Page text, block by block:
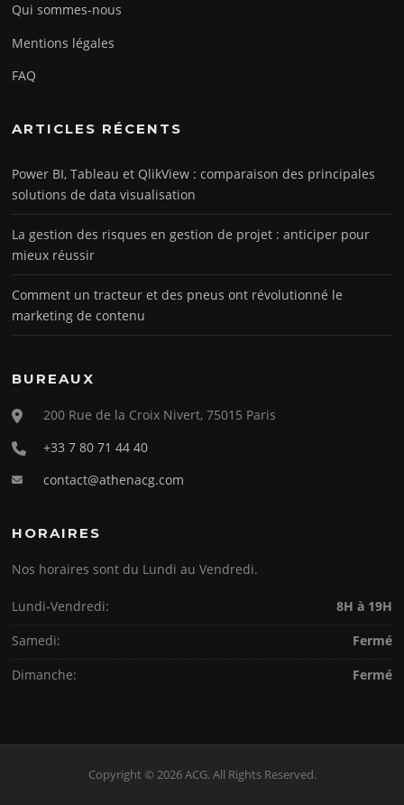
Qui sommes-nous
Mentions légales
FAQ
ARTICLES RÉCENTS
Power BI, Tableau et QlikView : comparaison des principales
solutions de data visualisation
La gestion des risques en gestion de projet : anticiper pour
mieux réussir
Comment un tracteur et des pneus ont révolutionné le
marketing de contenu
BUREAUX
200 Rue de la Croix Nivert, 75015 Paris
+33 7 80 71 44 40
contact@athenacg.com
HORAIRES
Nos horaires sont du Lundi au Vendredi.
Lundi-Vendredi:
8H à 19H
Samedi:
Fermé
Dimanche:
Fermé
Copyright © 2026 ACG. All Rights Reserved.